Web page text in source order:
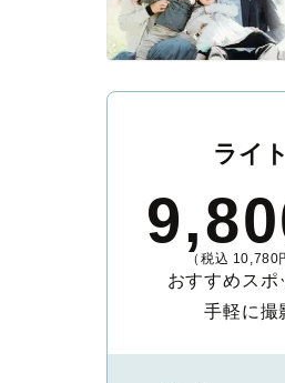
ライト
（税込 10,780
おすすめスポ
手軽に撮